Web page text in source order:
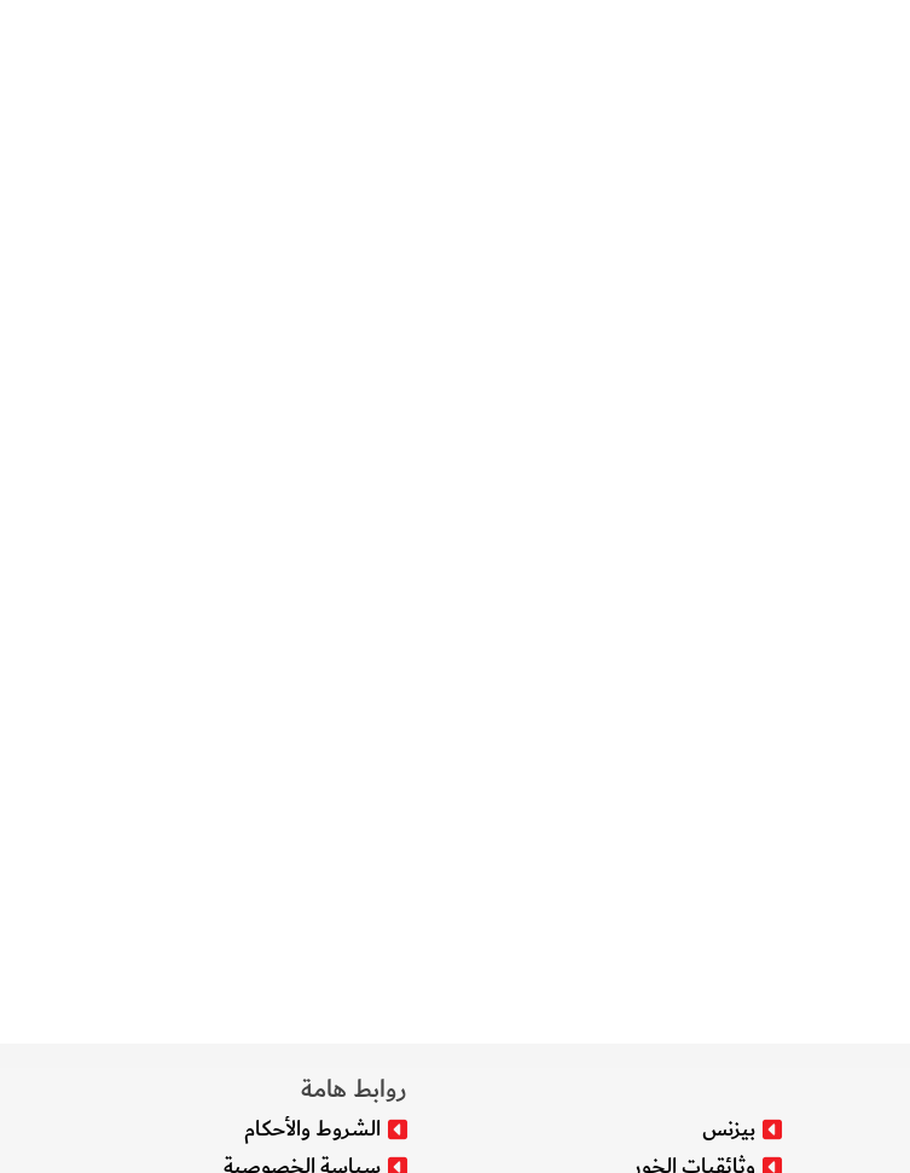
بيزنس
روابط هامة
الشروط والأحكام